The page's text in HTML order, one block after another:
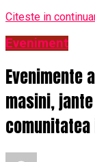
Citeste in
Eveniment
Evenimente
masini,